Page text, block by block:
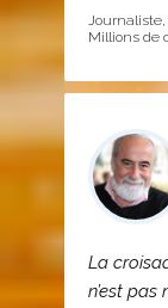
Millions de
La
n’est